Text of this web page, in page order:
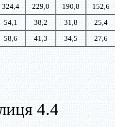
324,4 229,0 190,8
152,6
54,1 38,2 31,8
25,4
58,6 41,3 34,5 27,6
4.4